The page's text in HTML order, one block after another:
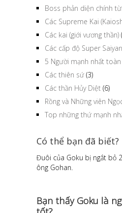
Boss phản diện chính
Các Supreme Kai
Các kai (giới vương thần)
Các cấp độ Super Saiyan
5 Người mạnh nhất
Các thiên sứ (3)
Các thần Hủy Diệt (6)
Rồng và Những viên
Top những thứ mạnh
Có thể bạn đã biết?
Đuôi của Goku bị ngắt bỏ
ông Gohan.
Bạn thấy Goku là